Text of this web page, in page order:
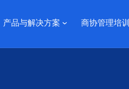
产品与解决方案 商协管理培训